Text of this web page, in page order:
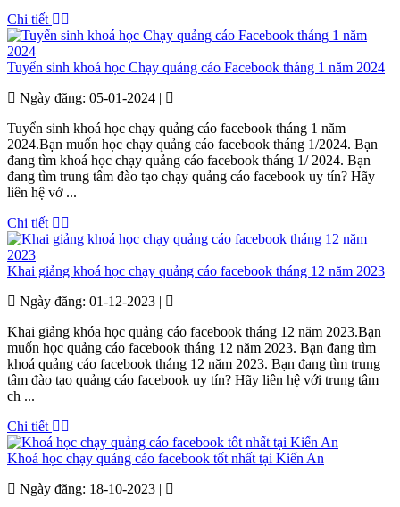
Chi tiết
Tuyển sinh khoá học Chạy quảng cáo Facebook tháng 1 năm 2024
Ngày đăng: 05-01-2024 |
Tuyển sinh khoá học chạy quảng cáo facebook tháng 1 năm
2024.Bạn muốn học chạy quảng cáo facebook tháng 1/2024. Bạn
đang tìm khoá học chạy quảng cáo facebook tháng 1/ 2024. Bạn
đang tìm trung tâm đào tạo chạy quảng cáo facebook uy tín? Hãy
liên hệ vớ ...
Chi tiết
Khai giảng khoá học chạy quảng cáo facebook tháng 12 năm 2023
Ngày đăng: 01-12-2023 |
Khai giảng khóa học quảng cáo facebook tháng 12 năm 2023.Bạn
muốn học quảng cáo facebook tháng 12 năm 2023. Bạn đang tìm
khoá quảng cáo facebook tháng 12 năm 2023. Bạn đang tìm trung
tâm đào tạo quảng cáo facebook uy tín? Hãy liên hệ với trung tâm
ch ...
Chi tiết
Khoá học chạy quảng cáo facebook tốt nhất tại Kiến An
Ngày đăng: 18-10-2023 |